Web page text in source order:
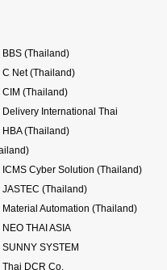
BBS (Thailand)
C Net (Thailand)
CIM (Thailand)
Delivery International Thai
HBA (Thailand)
ICMS Cyber Solution (Thailand)
JASTEC (Thailand)
Material Automation (Thailand)
NEO THAI ASIA
SUNNY SYSTEM
Thai DCR Co.